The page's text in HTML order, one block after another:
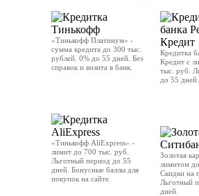
«Тинькофф Платинум» -
сумма кредита до 300 тыс.
рублей. 0% до 55 дней. Без
справок и визита в банк.
Кредитка
Кредит с
тыс. руб.
до 55 дней.
«Тинькофф AliExpress» -
лимит до 700 тыс. руб.
Льготный период до 55
дней. Бонусные баллы для
покупок на сайте.
Золотая
лимитом
Скидки на
Льготный
дней.